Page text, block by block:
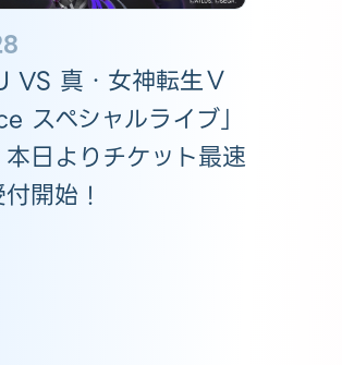
VS 真・女神転生Ⅴ
スペシャルライブ」
日よりチケット最速
開始！